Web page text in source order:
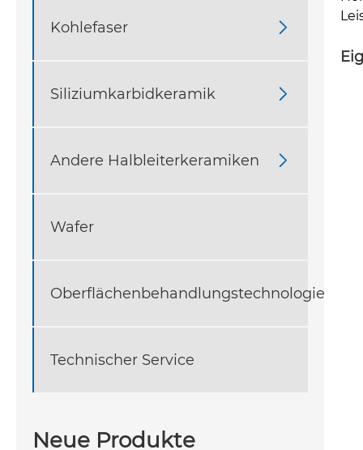
Kohlefaser 
Siliziumkarbidkeramik 
Andere Halbleiterkeramiken 
Wafer
Oberflächenbehandlungstechnologie
Technischer Service
Neue Produkte